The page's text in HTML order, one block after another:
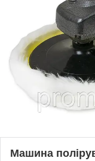
Машина